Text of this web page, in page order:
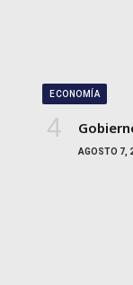
ECONOMÍA
AGOSTO 7,